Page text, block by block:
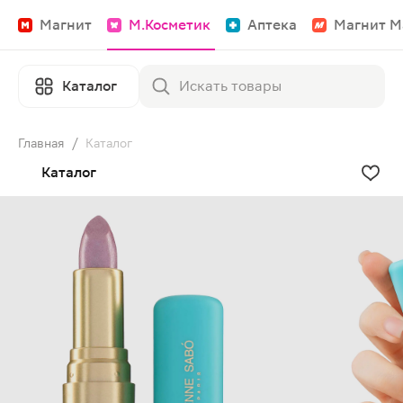
Магнит М.Косметик Аптека Магнит
Каталог
Главная / Каталог
Каталог